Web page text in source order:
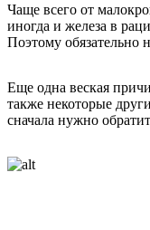
Чаще всего от
иногда и железа в
Поэтому обязательно
Еще одна веская
также некоторые
сначала нужно